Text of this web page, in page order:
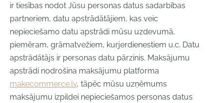
ir tiesības nodot Jūsu personas datus sadarbības
partneriem, datu apstrādātājiem, kas veic
nepieciešamo datu apstrādi mūsu uzdevumā,
piemēram, grāmatvežiem, kurjerdienestiem u.c. Datu
apstrādātājs ir personas datu pārzinis. Maksājumu
apstrādi nodrošina maksājumu platforma
makecommerce.lv, tāpēc mūsu uzņēmums
maksājumu izpildei nepieciešamos personas datus